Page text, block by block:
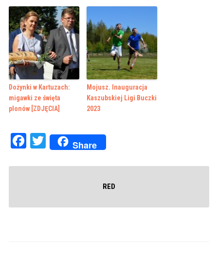
Dożynki w Kartuzach:
migawki ze święta
plonów [ZDJĘCIA]
Mojusz. Inauguracja
Kaszubskiej Ligi Buczki
2023
Facebook
Twitter
Share
RED